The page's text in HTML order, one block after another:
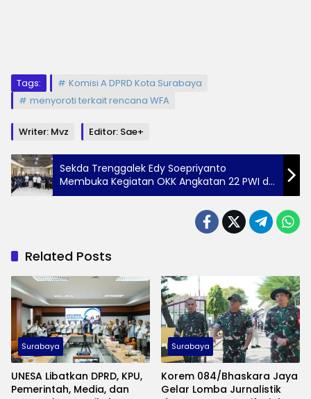
Tags:
Komisi A DPRD Kota Surabaya
menyoroti terkait rencana WFA
Writer: Mvz Editor: Sae+
Sekda Trenggalek Edy Soepriyanto
Membuka Kegiatan OKK Angkatan 22 PWI di
Trenggalek
Related Posts
Surabaya
UNESA Libatkan DPRD, KPU,
Pemerintah, Media, dan
Surabaya
Korem 084/Bhaskara Jaya
Gelar Lomba Jurnalistik